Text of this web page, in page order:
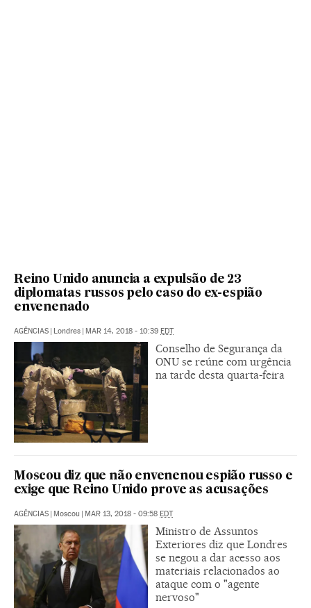
Reino Unido anuncia a expulsão de 23
diplomatas russos pelo caso do ex-espião
envenenado
AGÊNCIAS | Londres | MAR 14, 2018 - 10:39 EDT
Conselho de Segurança da
ONU se reúne com urgência
na tarde desta quarta-feira
Moscou diz que não envenenou espião russo e
exige que Reino Unido prove as acusações
AGÊNCIAS | Moscou | MAR 13, 2018 - 09:58 EDT
Ministro de Assuntos
Exteriores diz que Londres
se negou a dar acesso aos
materiais relacionados ao
ataque com o "agente
nervoso"